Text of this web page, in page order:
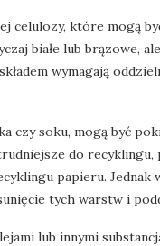
celulozy, które mogą
białe lub brązowe,
wymagają
czy soku, mogą być
do
papieru. Jednak
tych warstw i
lub innymi